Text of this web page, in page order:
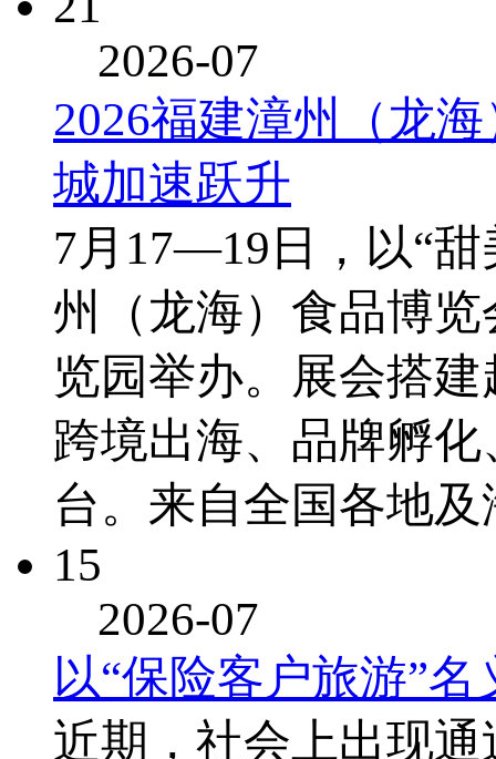
2026-07
2026福建漳州（龙
城加速跃升
7月17—19日，以“甜
州（龙海）食品博
览园举办。展会搭
跨境出海、品牌孵
台。来自全国各地
15
2026-07
以“保险客户旅游”
近期，社会上出现